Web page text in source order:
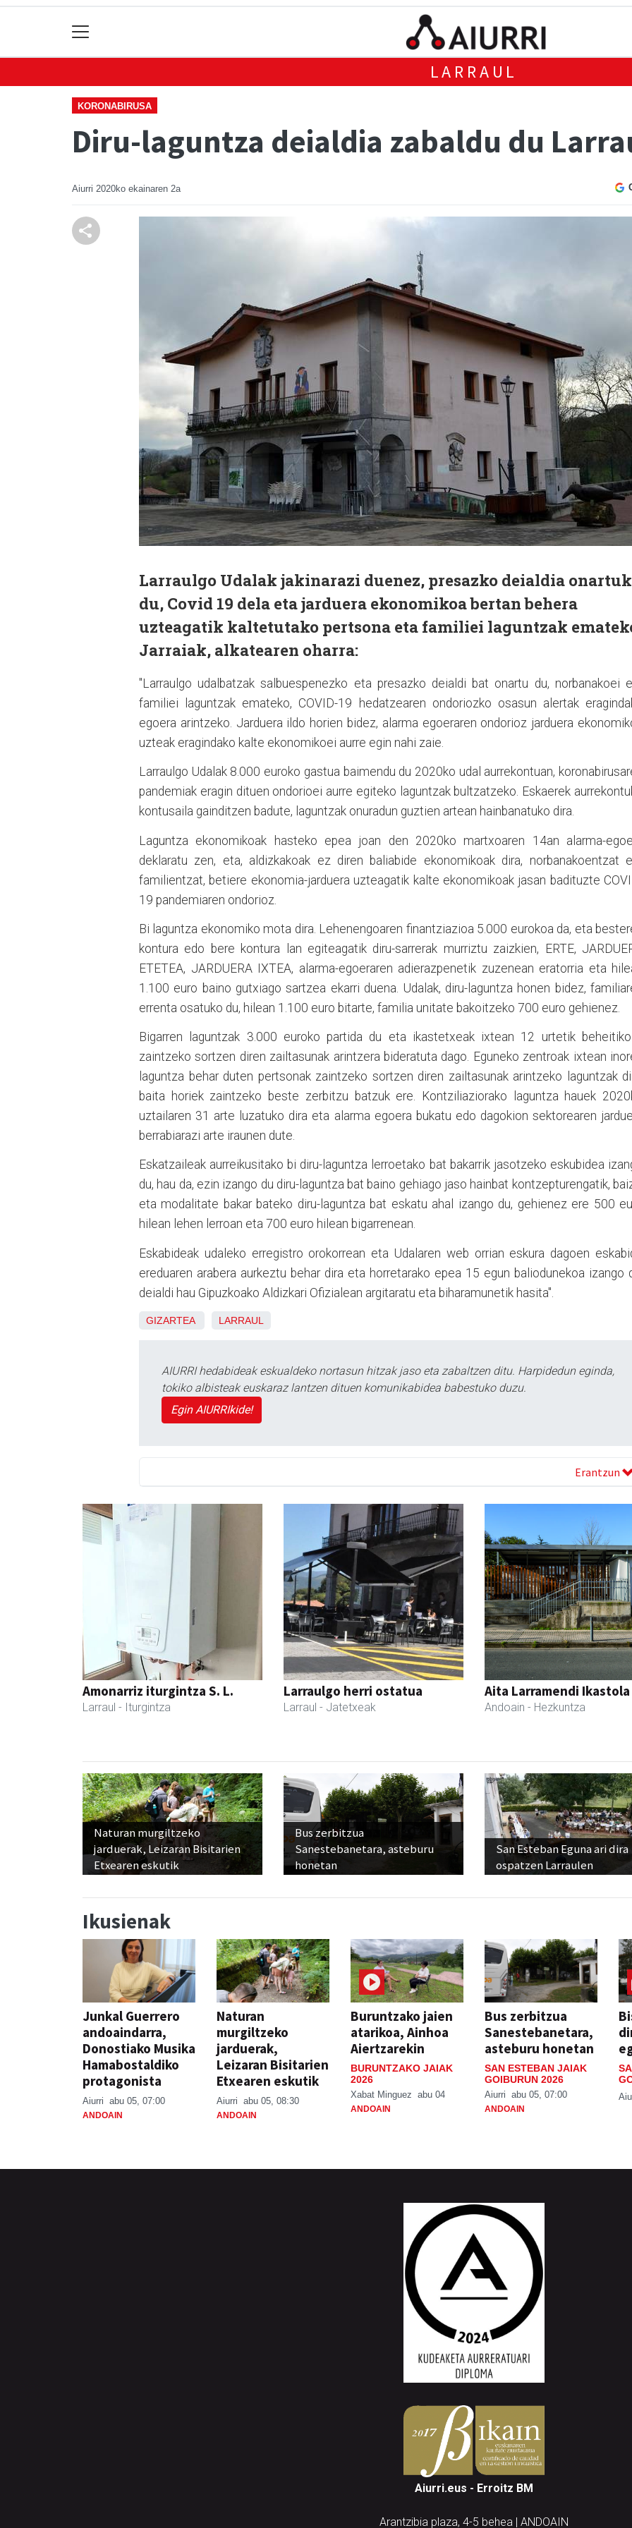
LARRAUL
KORONABIRUSA
Diru-laguntza deialdia zabaldu du
Aiurri 2020ko ekainaren 2a
Larraulgo Udalak jakinarazi duenez, presazko deialdia
du, Covid 19 dela eta jarduera ekonomikoa bertan behera
uzteagatik kaltetutako pertsona eta familiei laguntzak
Jarraiak, alkatearen oharra:
"Larraulgo udalbatzak salbuespenezko eta presazko deialdi bat onartu du, norbanakoei
familiei laguntzak emateko, COVID-19 hedatzearen ondoriozko osasun alertak
egoera arintzeko. Jarduera ildo horien bidez, alarma egoeraren ondorioz jarduera
uzteak eragindako kalte ekonomikoei aurre egin nahi zaie.
Larraulgo Udalak 8.000 euroko gastua baimendu du 2020ko udal aurrekontuan,
pandemiak eragin dituen ondorioei aurre egiteko laguntzak bultzatzeko. Eskaerek
kontusaila gainditzen badute, laguntzak onuradun guztien artean hainbanatuko dira.
Laguntza ekonomikoak hasteko epea joan den 2020ko martxoaren 14an alarma-
deklaratu zen, eta, aldizkakoak ez diren baliabide ekonomikoak dira, norbanakoentzat
familientzat, betiere ekonomia-jarduera uzteagatik kalte ekonomikoak jasan badituzte
19 pandemiaren ondorioz.
Bi laguntza ekonomiko mota dira. Lehenengoaren finantziazioa 5.000 eurokoa da, eta
kontura edo bere kontura lan egiteagatik diru-sarrerak murriztu zaizkien, ERTE,
ETETEA, JARDUERA IXTEA, alarma-egoeraren adierazpenetik zuzenean eratorria eta
1.100 euro baino gutxiago sartzea ekarri duena. Udalak, diru-laguntza honen bidez,
errenta osatuko du, hilean 1.100 euro bitarte, familia unitate bakoitzeko 700 euro gehienez.
Bigarren laguntzak 3.000 euroko partida du eta ikastetxeak ixtean 12 urtetik
zaintzeko sortzen diren zailtasunak arintzera bideratuta dago. Eguneko zentroak ixtean
laguntza behar duten pertsonak zaintzeko sortzen diren zailtasunak arintzeko laguntzak
baita horiek zaintzeko beste zerbitzu batzuk ere. Kontziliaziorako laguntza hauek
uztailaren 31 arte luzatuko dira eta alarma egoera bukatu edo dagokion sektorearen
berrabiarazi arte iraunen dute.
Eskatzaileak aurreikusitako bi diru-laguntza lerroetako bat bakarrik jasotzeko eskubidea
du, hau da, ezin izango du diru-laguntza bat baino gehiago jaso hainbat kontzepturengatik,
eta modalitate bakar bateko diru-laguntza bat eskatu ahal izango du, gehienez ere 500
hilean lehen lerroan eta 700 euro hilean bigarrenean.
Eskabideak udaleko erregistro orokorrean eta Udalaren web orrian eskura dagoen
ereduaren arabera aurkeztu behar dira eta horretarako epea 15 egun baliodunekoa izango
deialdi hau Gipuzkoako Aldizkari Ofizialean argitaratu eta biharamunetik hasita".
GIZARTEA LARRAUL
AIURRI hedabideak eskualdeko nortasun hitzak jaso eta zabaltzen ditu. Harpidedun eginda,
tokiko albisteak euskaraz lantzen dituen komunikabidea babestuko duzu.
Egin AIURRIkide!
Erantzun
Amonarriz iturgintza S. L.
Larraul - Iturgintza
Larraulgo herri ostatua
Larraul - Jatetxeak
Aita Larramendi Ikastola
Andoain - Hezkuntza
Naturan murgiltzeko
jarduerak, Leizaran Bisitarien
Etxearen eskutik
Bus zerbitzua
Sanestebanetara, asteburu
honetan
San Esteban Eguna ari dira
ospatzen Larraulen
Ikusienak
Junkal Guerrero
andoaindarra,
Donostiako Musika
Hamabostaldiko
protagonista
Aiurri abu 05, 07:00
ANDOAIN
Naturan
murgiltzeko
jarduerak,
Leizaran Bisitarien
Etxearen eskutik
Aiurri abu 05, 08:30
ANDOAIN
Buruntzako jaien
atarikoa, Ainhoa
Aiertzarekin
BURUNTZAKO JAIAK
2026
Xabat Minguez abu 04
ANDOAIN
Bus zerbitzua
Sanestebanetara,
asteburu honetan
SAN ESTEBAN JAIAK
GOIBURUN 2026
Aiurri abu 05, 07:00
ANDOAIN
Aiurri.eus - Erroitz BM
Arantzibia plaza, 4-5 behea | ANDOAIN